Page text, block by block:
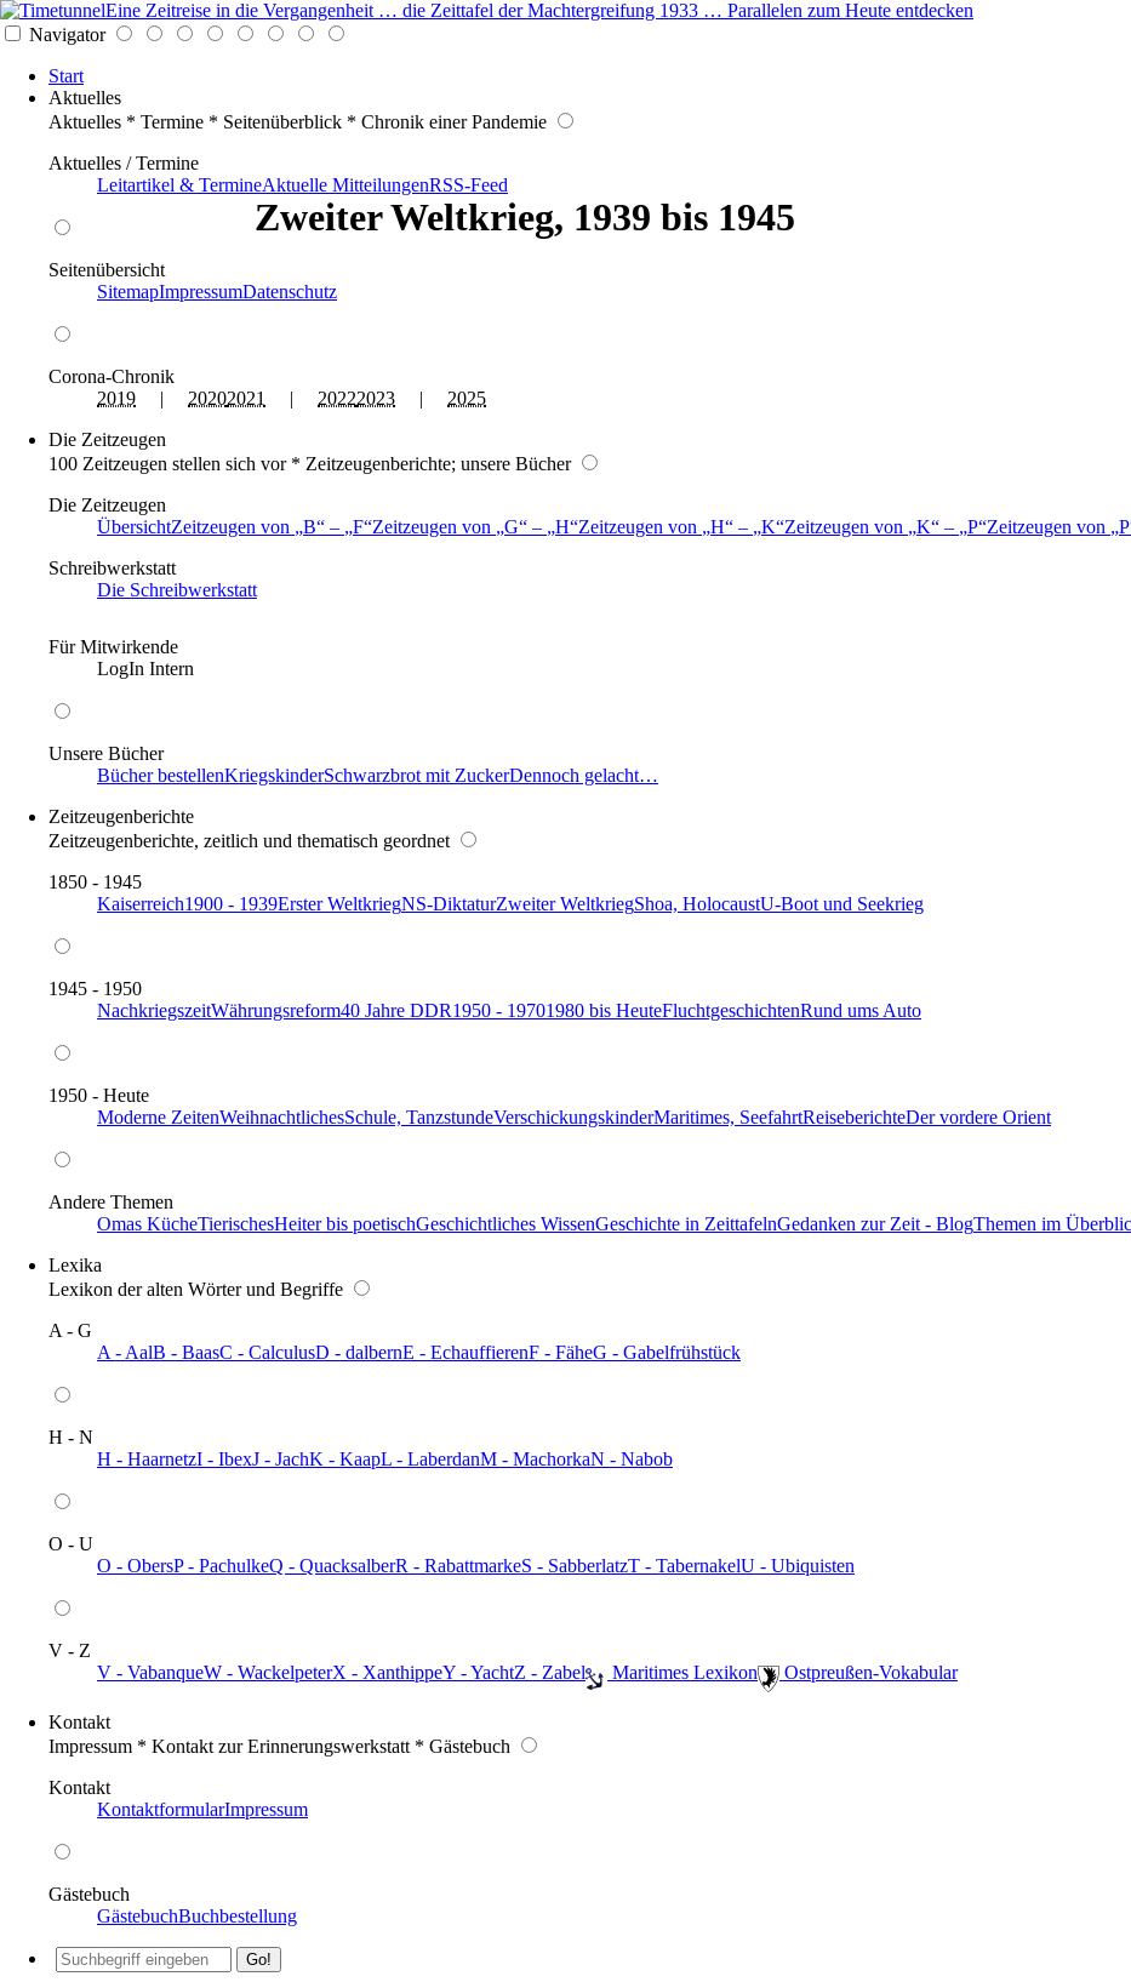
Eine Zeitreise in die Vergangenheit … die Zeittafel der Machtergreifung 1933 … Parallelen zum Heute entdecken
Navigator
Start
Aktuelles
Aktuelles * Termine * Seitenüberblick * Chronik einer Pandemie
Aktuelles / Termine
Leitartikel & TermineAktuelle MitteilungenRSS-Feed
Seitenübersicht
SitemapImpressumDatenschutz
Corona-Chronik
2019 | 20202021 | 20222023 | 2025
Die Zeitzeugen
100 Zeitzeugen stellen sich vor * Zeitzeugenberichte; unsere Bücher
Die Zeitzeugen
ÜbersichtZeitzeugen von B – F Zeitzeugen von G – H Zeitzeugen von H – K Zeitzeugen von K – P Zeitzeugen von P
Schreibwerkstatt
Die Schreibwerkstatt
Für Mitwirkende
LogIn Intern
Unsere Bücher
Bücher bestellenKriegskinderSchwarzbrot mit ZuckerDennoch gelacht…
Zeitzeugenberichte
Zeitzeugenberichte, zeitlich und thematisch geordnet
1850 - 1945
Kaiserreich1900 - 1939Erster WeltkriegNS-DiktaturZweiter WeltkriegShoa, HolocaustU-Boot und Seekrieg
1945 - 1950
NachkriegszeitWährungsreform40 Jahre DDR1950 - 19701980 bis HeuteFluchtgeschichtenRund ums Auto
1950 - Heute
Moderne ZeitenWeihnachtlichesSchule, TanzstundeVerschickungskinderMaritimes, SeefahrtReiseberichteDer vordere Orient
Andere Themen
Omas KücheTierischesHeiter bis poetischGeschichtliches WissenGeschichte in ZeittafelnGedanken zur Zeit - BlogThemen im
Lexika
Lexikon der alten Wörter und Begriffe
A - G
A - AalB - BaasC - CalculusD - dalbernE - EchauffierenF - FäheG - Gabelfrühstück
H - N
H - HaarnetzI - IbexJ - JachK - KaapL - LaberdanM - MachorkaN - Nabob
O - U
O - ObersP - PachulkeQ - QuacksalberR - RabattmarkeS - SabberlatzT - TabernakelU - Ubiquisten
V - Z
V - VabanqueW - WackelpeterX - XanthippeY - YachtZ - Zabel ️ Maritimes Lexikon ️ Ostpreußen-Vokabular
Kontakt
Impressum * Kontakt zur Erinnerungswerkstatt * Gästebuch
Kontakt
KontaktformularImpressum
Gästebuch
GästebuchBuchbestellung
Zweiter Weltkrieg, 1939 bis 1945